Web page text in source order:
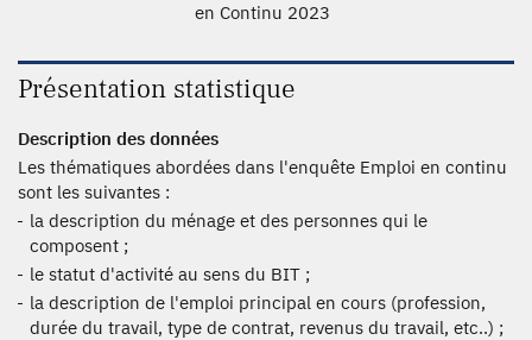
en Continu 2023
Présentation statistique
Description des données
Les thématiques abordées dans l'enquête Emploi en continu
sont les suivantes :
la description du ménage et des personnes qui le
composent ;
le statut d'activité au sens du BIT ;
la description de l'emploi principal en cours (profession,
durée du travail, type de contrat, revenus du travail, etc..) ;